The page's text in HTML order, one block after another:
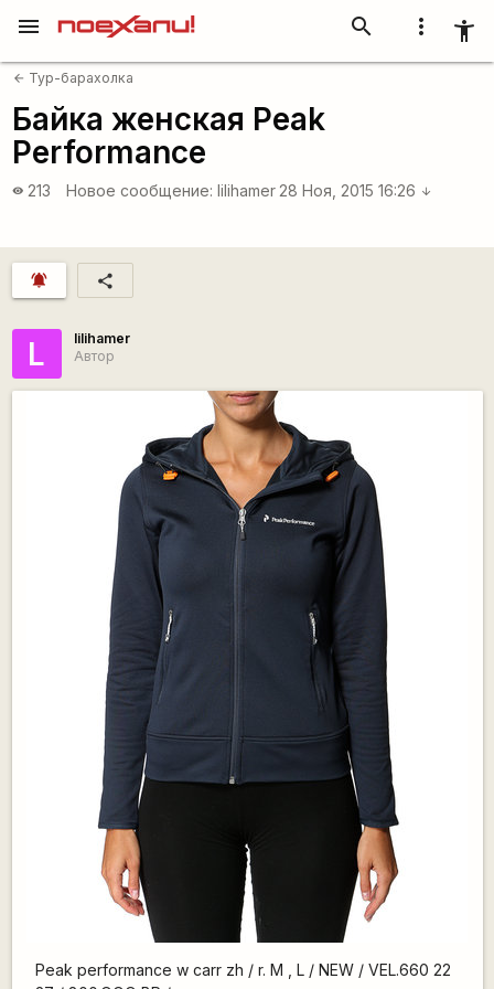
more_vert accessibility_new
search
menu
arrow_back Тур-барахолка
Байка женская Peak
Performance
visibility 213 Новое сообщение: lilihamer 28 Ноя, 2015 16:26 arrow_downward
notifications_active share
L
lilihamer
Автор
Peak performance w carr zh / r. M , L / NEW / VEL.660 22